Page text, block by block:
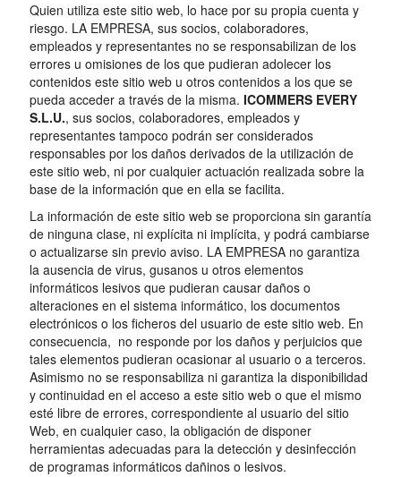
Quien utiliza este sitio web, lo hace por su propia cuenta y
riesgo. LA EMPRESA, sus socios, colaboradores,
empleados y representantes no se responsabilizan de los
errores u omisiones de los que pudieran adolecer los
contenidos este sitio web u otros contenidos a los que se
pueda acceder a través de la misma. ICOMMERS EVERY
S.L.U., sus socios, colaboradores, empleados y
representantes tampoco podrán ser considerados
responsables por los daños derivados de la utilización de
este sitio web, ni por cualquier actuación realizada sobre la
base de la información que en ella se facilita.
La información de este sitio web se proporciona sin garantía
de ninguna clase, ni explícita ni implícita, y podrá cambiarse
o actualizarse sin previo aviso. LA EMPRESA no garantiza
la ausencia de virus, gusanos u otros elementos
informáticos lesivos que pudieran causar daños o
alteraciones en el sistema informático, los documentos
electrónicos o los ficheros del usuario de este sitio web. En
consecuencia, no responde por los daños y perjuicios que
tales elementos pudieran ocasionar al usuario o a terceros.
Asimismo no se responsabiliza ni garantiza la disponibilidad
y continuidad en el acceso a este sitio web o que el mismo
esté libre de errores, correspondiente al usuario del sitio
Web, en cualquier caso, la obligación de disponer
herramientas adecuadas para la detección y desinfección
de programas informáticos dañinos o lesivos.